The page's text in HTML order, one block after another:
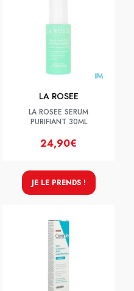
LA ROSEE
LA ROSEE SERUM
PURIFIANT 30ML
24,90€
JE LE PRENDS !